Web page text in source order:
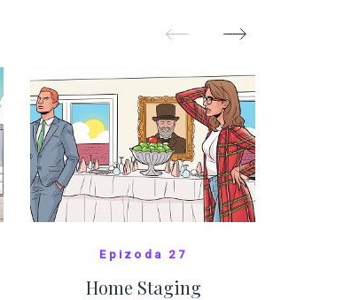
Epizoda 27
Home Staging